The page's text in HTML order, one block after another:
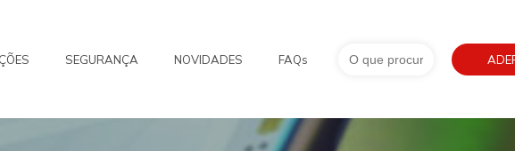
SEGURANÇA NOVIDADES FAQs